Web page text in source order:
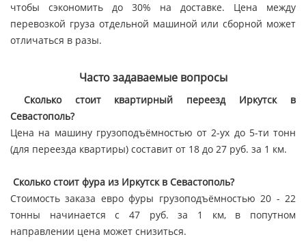
чтобы сэкономить до 30% на доставке. Цена между
перевозкой груза отдельной машиной или сборной может
отличаться в разы.
Часто задаваемые вопросы
Сколько стоит квартирный переезд Иркутск в
Севастополь?
Цена на машину грузоподъёмностью от 2-ух до 5-ти тонн
(для переезда квартиры) составит от 18 до 27 руб. за 1 км.
Сколько стоит фура из Иркутск в Севастополь?
Стоимость заказа евро фуры грузоподъёмностью 20 - 22
тонны начинается с 47 руб. за 1 км, в попутном
направлении цена может снизиться.